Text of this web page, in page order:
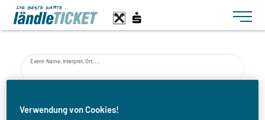
Toggle
Event-Name, Interpret, Ort, ...
Verwendung von Cookies!